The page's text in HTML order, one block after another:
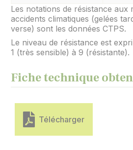
Les notations de résistance aux
accidents climatiques (gelées
verse) sont les données CTPS.
Le niveau de résistance est
1 (très sensible) à 9 (résistante).
Fiche technique
Télécharger